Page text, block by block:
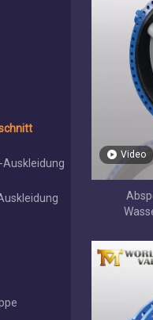
Auskleidung
Video